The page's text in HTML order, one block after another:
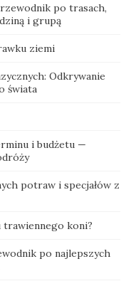
po trasach,
i grupą
ziemi
Odkrywanie
świata
i budżetu —
potraw i specjałów z
trawiennego koni?
po najlepszych